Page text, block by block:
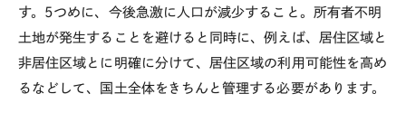
す。5つめに、今後急激に人口が減少すること。所有者不明
土地が発生することを避けると同時に、例えば、居住区域と
非居住区域とに明確に分けて、居住区域の利用可能性を高め
るなどして、国土全体をきちんと管理する必要があります。